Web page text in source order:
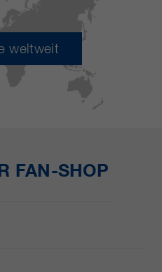
weltweit
FAN-SHOP